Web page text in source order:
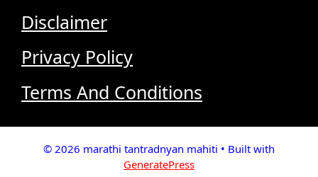
Disclaimer
Privacy Policy
Terms And Conditions
© 2026 marathi tantradnyan mahiti • Built with
GeneratePress